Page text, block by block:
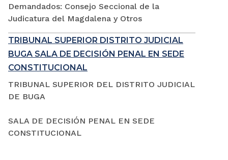
Demandados: Consejo Seccional de la
Judicatura del Magdalena y Otros
TRIBUNAL SUPERIOR DISTRITO JUDICIAL
BUGA SALA DE DECISIÓN PENAL EN SEDE
CONSTITUCIONAL
TRIBUNAL SUPERIOR DEL DISTRITO JUDICIAL
DE BUGA
SALA DE DECISIÓN PENAL EN SEDE
CONSTITUCIONAL